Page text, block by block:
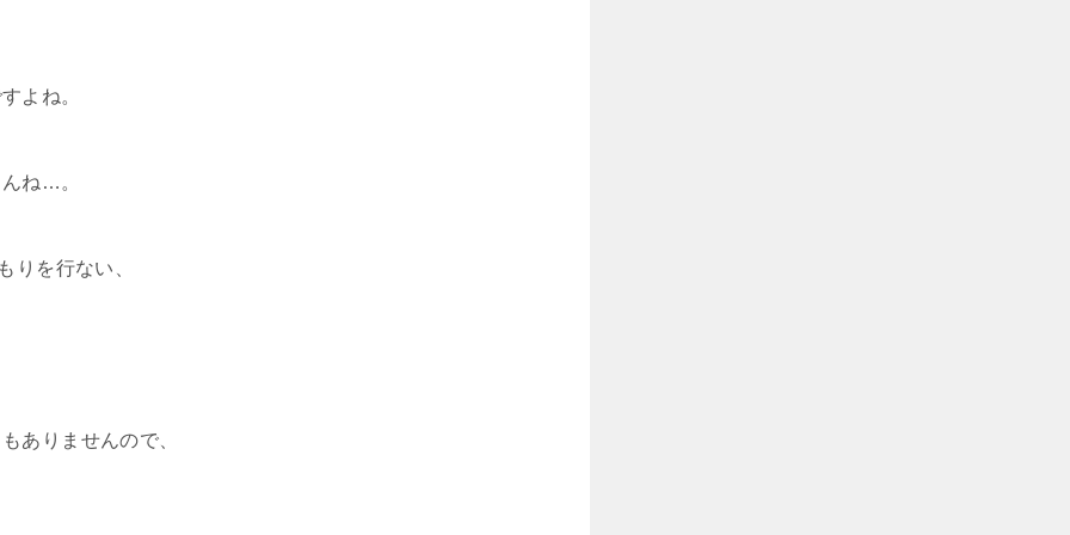
よね。
ね…。
りを行ない、
ありませんので、